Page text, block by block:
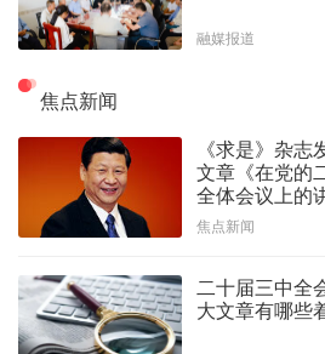
融媒报道
焦点新闻
《求是》杂
文章《在党的
全体会议上的
焦点新闻
二十届三中全
大文章有哪些